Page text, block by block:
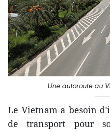
Une autoroute au
Le Vietnam a besoin
de transport pour